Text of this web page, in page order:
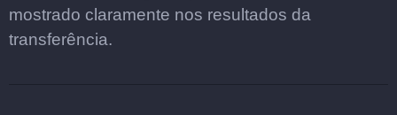
mostrado claramente nos resultados da
transferência.